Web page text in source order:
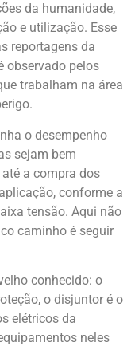
da humanidade,
e utilização. Esse
reportagens da
observado pelos
trabalham na área
o desempenho
sejam bem
a compra dos
conforme a
tensão. Aqui não
caminho é seguir
conhecido: o
o disjuntor é o
elétricos da
neles